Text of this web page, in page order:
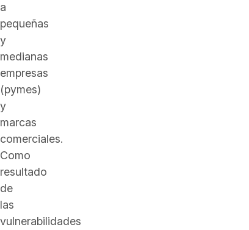
a
pequeñas
y
medianas
empresas
(pymes)
y
marcas
comerciales.
Como
resultado
de
las
vulnerabilidades